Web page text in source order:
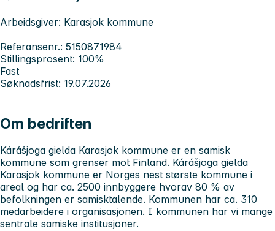
Arbeidsgiver: Karasjok kommune
Referansenr.: 5150871984
Stillingsprosent: 100%
Fast
Søknadsfrist: 19.07.2026
Om bedriften
Kárášjoga gielda Karasjok kommune er en samisk
kommune som grenser mot Finland. Kárášjoga gielda
Karasjok kommune er Norges nest største kommune i
areal og har ca. 2500 innbyggere hvorav 80 % av
befolkningen er samisktalende. Kommunen har ca. 310
medarbeidere i organisasjonen. I kommunen har vi mange
sentrale samiske institusjoner.